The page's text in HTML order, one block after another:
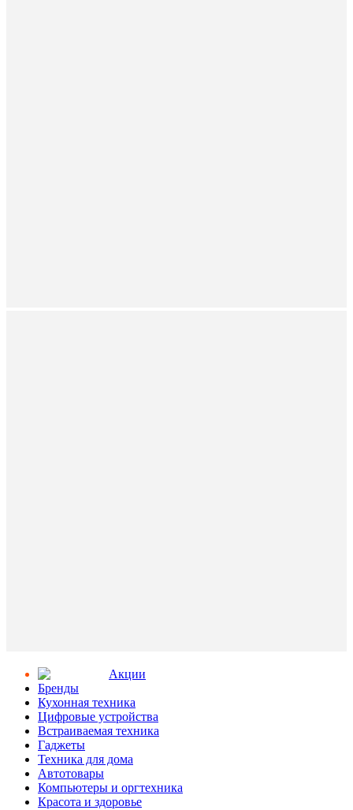
Aкции
Бренды
Кухонная техника
Цифровые устройства
Встраиваемая техника
Гаджеты
Техника для дома
Автотовары
Компьютеры и оргтехника
Красота и здоровье